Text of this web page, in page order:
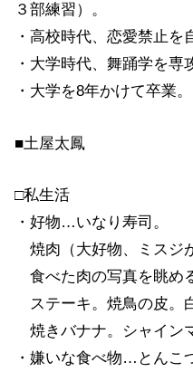
３部練習）。
・高校時代、恋愛禁止を
・大学時代、舞踊学を専
・大学を8年かけて卒業。
■土屋太鳳
□私生活
・好物…いなり寿司。
焼肉（大好物、ミスジ
食べた肉の写真を眺め
ステーキ。焼鳥の皮。
焼きバナナ。シャイン
・嫌いな食べ物…とんこ